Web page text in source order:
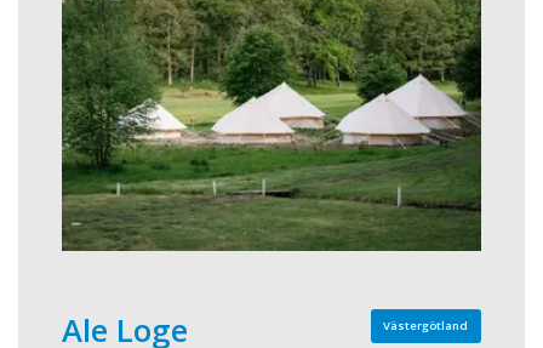
Västergötland
Ale Loge